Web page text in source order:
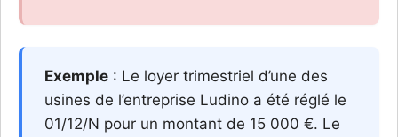
Exemple : Le loyer trimestriel d’une des
usines de l’entreprise Ludino a été réglé le
01/12/N pour un montant de 15 000 €. Le